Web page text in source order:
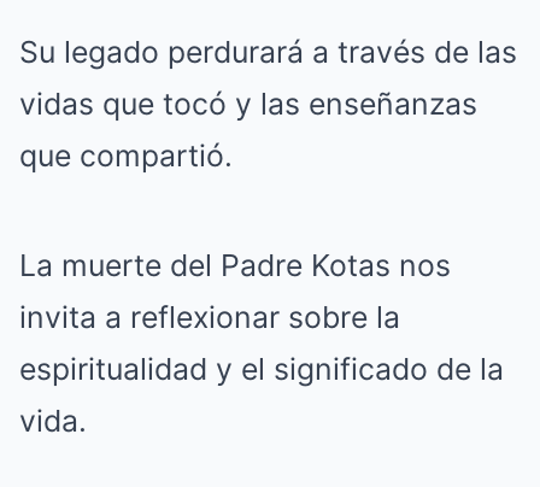
Su legado perdurará a través de las
vidas que tocó y las enseñanzas
que compartió.
La muerte del Padre Kotas nos
invita a reflexionar sobre la
espiritualidad y el significado de la
vida.